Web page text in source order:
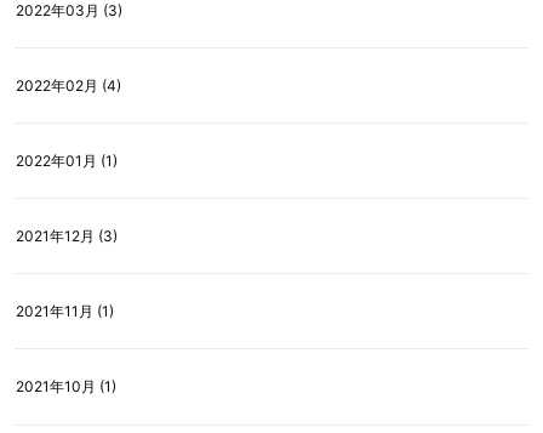
2022年03月 (3)
2022年02月 (4)
2022年01月 (1)
2021年12月 (3)
2021年11月 (1)
2021年10月 (1)